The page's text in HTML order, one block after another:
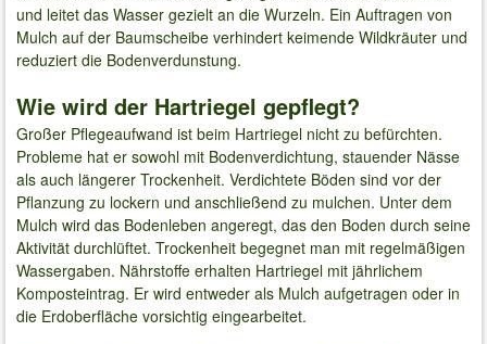
und leitet das Wasser gezielt an die Wurzeln. Ein Auftragen von
Mulch auf der Baumscheibe verhindert keimende Wildkräuter und
reduziert die Bodenverdunstung.
Wie wird der Hartriegel gepflegt?
Großer Pflegeaufwand ist beim Hartriegel nicht zu befürchten.
Probleme hat er sowohl mit Bodenverdichtung, stauender Nässe
als auch längerer Trockenheit. Verdichtete Böden sind vor der
Pflanzung zu lockern und anschließend zu mulchen. Unter dem
Mulch wird das Bodenleben angeregt, das den Boden durch seine
Aktivität durchlüftet. Trockenheit begegnet man mit regelmäßigen
Wassergaben. Nährstoffe erhalten Hartriegel mit jährlichem
Komposteintrag. Er wird entweder als Mulch aufgetragen oder in
die Erdoberfläche vorsichtig eingearbeitet.